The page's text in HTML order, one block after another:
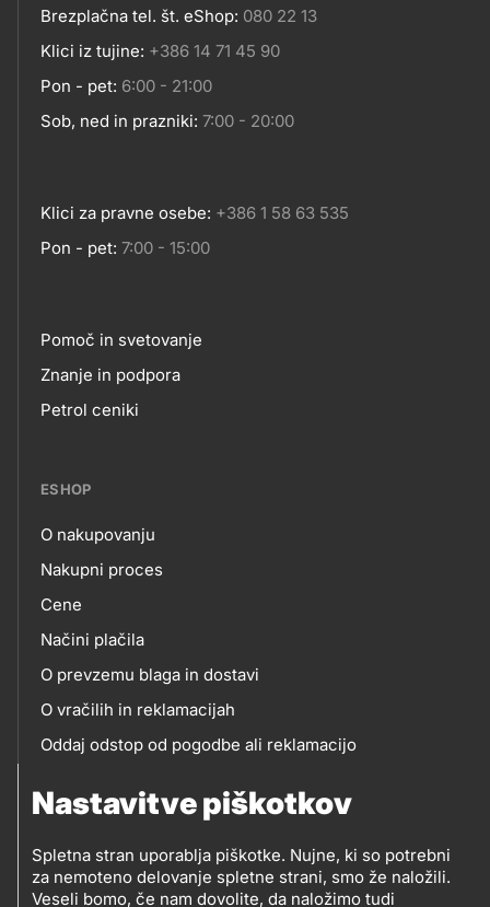
Nastavitve piškotkov
Spletna stran uporablja piškotke. Nujne, ki so potrebni
za nemoteno delovanje spletne strani, smo že naložili.
Veseli bomo, če nam dovolite, da naložimo tudi
Kontakt
Brezplačna tel. št. eShop: 080 22 13
Klici iz tujine: +386 14 71 45 90
Pon - pet: 6:00 - 21:00
Sob, ned in prazniki: 7:00 - 20:00
Klici za pravne osebe: +386 1 58 63 535
Pon - pet: 7:00 - 15:00
Footer
links
Pomoč in svetovanje
Znanje in podpora
Petrol ceniki
ESHOP
eshop
O nakupovanju
Nakupni proces
Cene
Načini plačila
O prevzemu blaga in dostavi
O vračilih in reklamacijah
Oddaj odstop od pogodbe ali reklamacijo
(OEEO)